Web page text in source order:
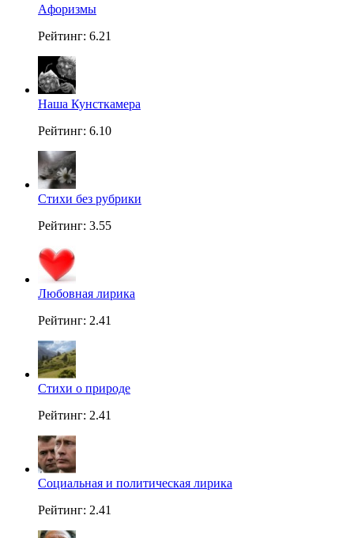
Aфоризмы
Рейтинг: 6.21
Наша Кунсткамера
Рейтинг: 6.10
Стихи без рубрики
Рейтинг: 3.55
Любовная лирика
Рейтинг: 2.41
Стихи о природе
Рейтинг: 2.41
Социальная и политическая лирика
Рейтинг: 2.41